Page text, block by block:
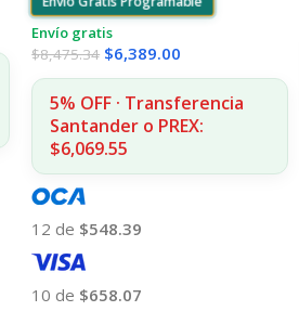
Envío gratis
$8,475.34 $6,389.00
5% OFF · Transferencia
Santander o PREX:
$6,069.55
12 de $548.39
10 de $658.07